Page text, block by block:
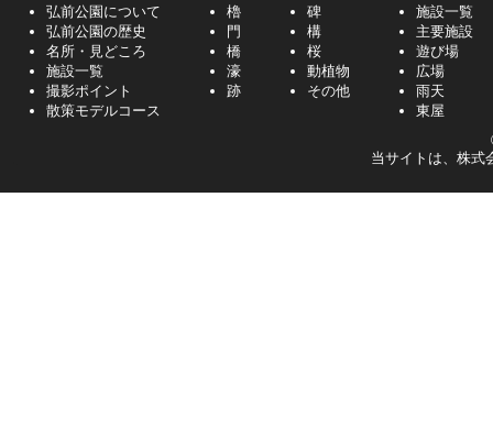
弘前公園について
弘前公園の歴史
名所・見どころ
施設一覧
撮影ポイント
散策モデルコース
櫓
門
橋
濠
跡
碑
構
桜
動植物
その他
施設一覧
主要施設
遊び場
広場
雨天
東屋
当サイトは、株式